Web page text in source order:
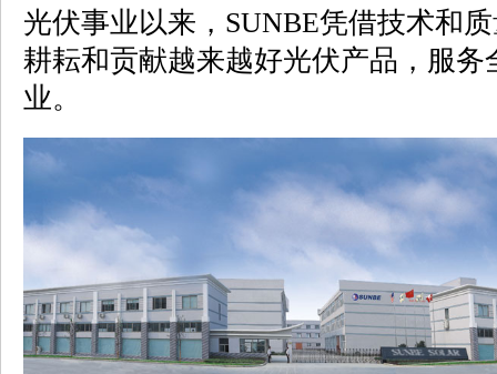
光伏事业以来，SUNBE凭借技术和
耕耘和贡献越来越好光伏产品，服
业。